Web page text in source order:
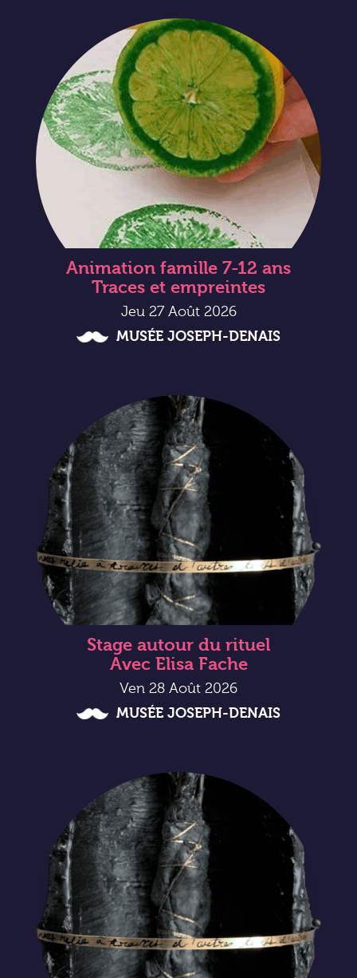
Animation famille 7-12 ans
Traces et empreintes
Jeu 27 Août 2026
MUSÉE JOSEPH-DENAIS
Stage autour du rituel
Avec Elisa Fache
Ven 28 Août 2026
MUSÉE JOSEPH-DENAIS